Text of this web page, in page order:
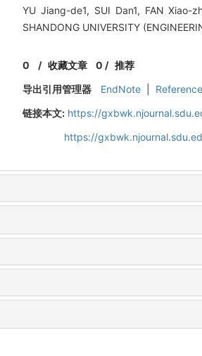
YU Jiang-de1, SUI Dan1, FAN Xiao-
SHANDONG UNIVERSITY
0 /收藏文章 0 / 推荐
导出引用管理器
EndNote
链接本文: https://
https://